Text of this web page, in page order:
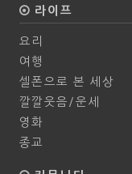
라이프
요리
여행
셀폰으로 본 세상
깔깔웃음/운세
영화
종교